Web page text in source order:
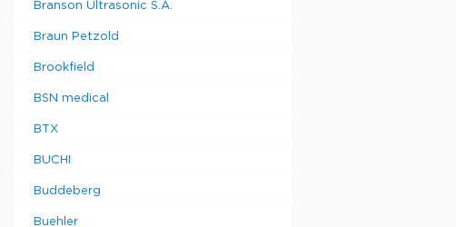
Branson Ultrasonic S.A.
Braun Petzold
Brookfield
BSN medical
BTX
BUCHI
Buddeberg
Buehler